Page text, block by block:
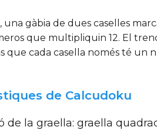
gàbia de dues caselles
que multipliquin 12. El
que cada casella només té un
de Calcudoku
de la graella: graella